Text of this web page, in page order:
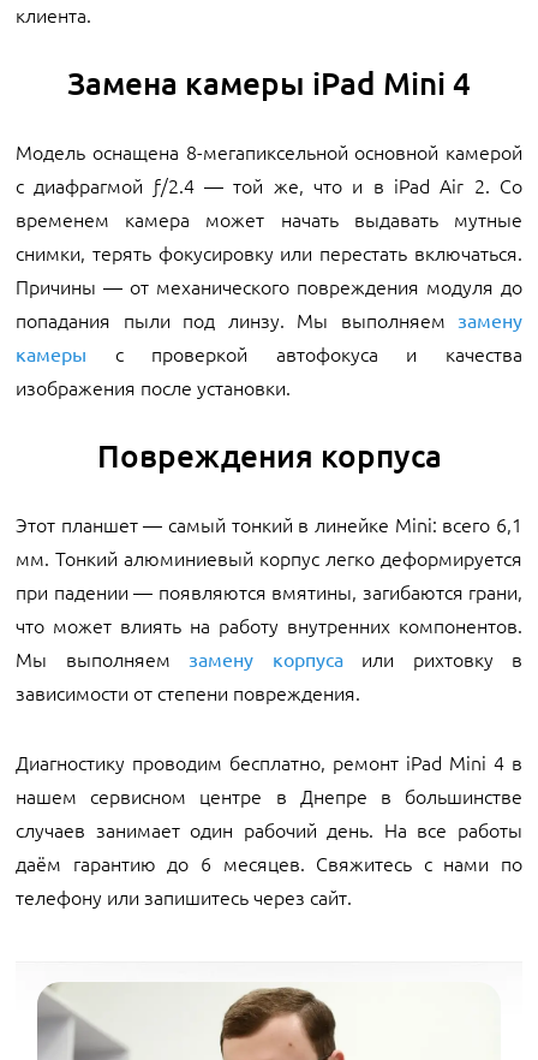
клиента.
Замена камеры iPad Mini 4
Модель оснащена 8-мегапиксельной основной камерой
с диафрагмой ƒ/2.4 — той же, что и в iPad Air 2. Со
временем камера может начать выдавать мутные
снимки, терять фокусировку или перестать включаться.
Причины — от механического повреждения модуля до
попадания пыли под линзу. Мы выполняем замену
камеры с проверкой автофокуса и качества
изображения после установки.
Повреждения корпуса
Этот планшет — самый тонкий в линейке Mini: всего 6,1
мм. Тонкий алюминиевый корпус легко деформируется
при падении — появляются вмятины, загибаются грани,
что может влиять на работу внутренних компонентов.
Мы выполняем замену корпусаили рихтовку в
зависимости от степени повреждения.
Диагностику проводим бесплатно, ремонт iPad Mini 4 в
нашем сервисном центре в Днепре в большинстве
случаев занимает один рабочий день. На все работы
даём гарантию до 6 месяцев. Свяжитесь с нами по
телефону или запишитесь через сайт.